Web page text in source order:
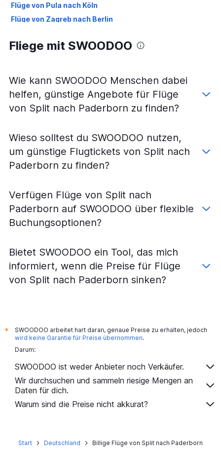
Flüge von Pula nach Köln
Flüge von Zagreb nach Berlin
Flüge von Zadar nach Frankfurt am Main
Flüge von Split nach Weeze, Niederrhein
Flüge von Split nach Frankfurt Hahn
Flüge von Zagreb nach Köln
Flüge von Split nach Berlin
Flüge von Zadar nach Berlin
Flüge von Rijeka nach Frankfurt am Main
Flüge von Zadar nach Hamburg
Flüge von Split nach München
Flüge von Zadar nach München
Flüge von Pula nach München
Flüge von Zadar nach Nürnberg
Flüge von Rijeka nach Düsseldorf
Flüge von Dubrovnik nach München
Flüge von Dubrovnik nach Düsseldorf
Flüge von Dubrovnik nach Hamburg
Flüge von Rijeka nach Hamburg
Flüge von Rijeka nach München
Flüge von Dubrovnik nach Frankfurt am Main
Fliege mit SWOODOO
Wie kann SWOODOO Menschen dabei
helfen, günstige Angebote für Flüge
von Split nach Paderborn zu finden?
Wieso solltest du SWOODOO nutzen,
um günstige Flugtickets von Split nach
Paderborn zu finden?
Verfügen Flüge von Split nach
Paderborn auf SWOODOO über flexible
Buchungsoptionen?
Bietet SWOODOO ein Tool, das mich
informiert, wenn die Preise für Flüge
von Split nach Paderborn sinken?
*
SWOODOO arbeitet hart daran, genaue Preise zu erhalten, jedoch
wird keine Garantie für Preise übernommen.
Darum:
SWOODOO ist weder Anbieter noch Verkäufer.
Wir durchsuchen und sammeln riesige Mengen an
Daten für dich.
Warum sind die Preise nicht akkurat?
Start Deutschland Billige Flüge von Split nach Paderborn